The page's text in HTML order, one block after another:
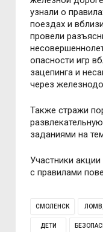
узнали о
поездах и
провели
опасности игр
зацепинга и
через
Также стражи
заданиями на
Участники
с правилами
СМОЛЕНСК
ДЕТИ